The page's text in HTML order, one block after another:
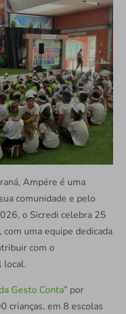
Ampére é uma
comunidade e pelo
o Sicredi celebra 25
uma equipe dedicada
com o
local.
Gesto Conta” por
crianças, em 8 escolas